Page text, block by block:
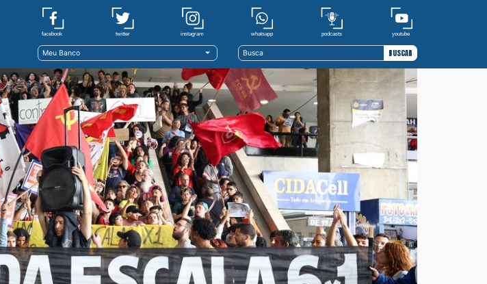
facebook twitter instagram whatsapp podcasts youtube
Meu Banco BUSCAR